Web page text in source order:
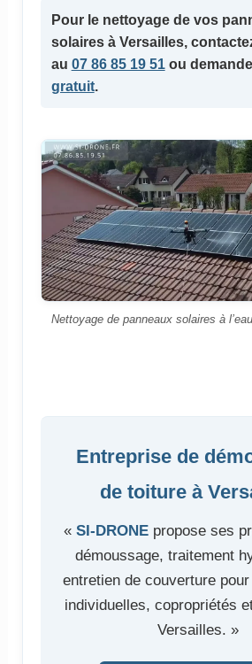
Pour le nettoyage de vos
solairesà Versailles,
au 07 86 85 19 51ou
gratuit.
Nettoyage de panneaux solaires à
Entreprise de
de toiture à
« SI-DRONE propose ses
démoussage, traitement
entretien de couverture
individuelles, copropriétés
Versailles. »